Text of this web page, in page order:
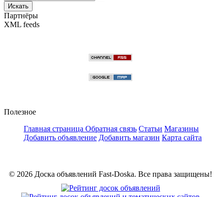
Искать
Партнёры
XML feeds
Полезное
Главная страница Обратная связь Статьи Магазины
Добавить объявление Добавить магазин Карта сайта
© 2026 Доска объявлений Fast-Doska. Все права защищены!